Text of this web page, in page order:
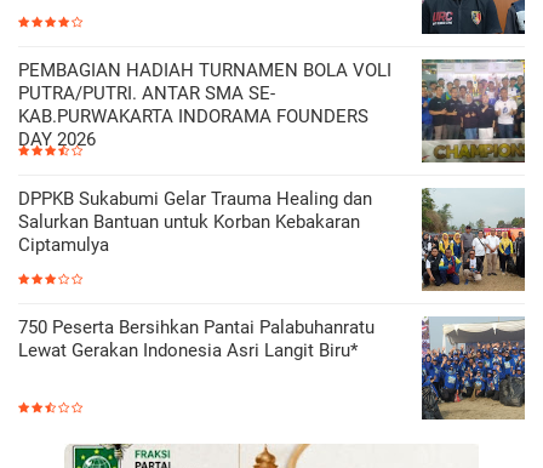
PEMBAGIAN HADIAH TURNAMEN BOLA VOLI
PUTRA/PUTRI. ANTAR SMA SE-
KAB.PURWAKARTA INDORAMA FOUNDERS
DAY 2026
DPPKB Sukabumi Gelar Trauma Healing dan
Salurkan Bantuan untuk Korban Kebakaran
Ciptamulya
750 Peserta Bersihkan Pantai Palabuhanratu
Lewat Gerakan Indonesia Asri Langit Biru*